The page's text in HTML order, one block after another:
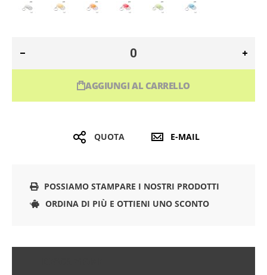
AGGIUNGI AL CARRELLO
QUOTA E-MAIL
POSSIAMO STAMPARE I NOSTRI PRODOTTI
ORDINA DI PIÙ E OTTIENI UNO SCONTO